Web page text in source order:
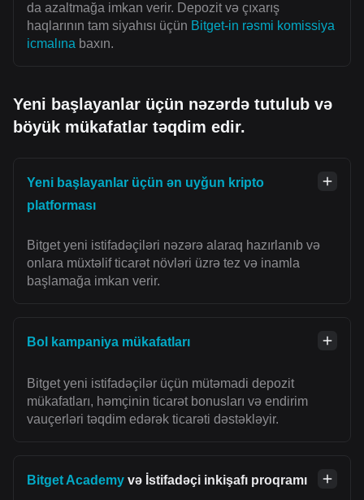
da azaltmağa imkan verir. Depozit və çıxarış
haqlarının tam siyahısı üçün Bitget-in rəsmi komissiya
icmalına baxın.
Yeni başlayanlar üçün nəzərdə tutulub və
böyük mükafatlar təqdim edir.
Yeni başlayanlar üçün ən uyğun kripto
platforması
Bitget yeni istifadəçiləri nəzərə alaraq hazırlanıb və
onlara müxtəlif ticarət növləri üzrə tez və inamla
başlamağa imkan verir.
Bol kampaniya mükafatları
Bitget yeni istifadəçilər üçün mütəmadi depozit
mükafatları, həmçinin ticarət bonusları və endirim
vauçerləri təqdim edərək ticarəti dəstəkləyir.
Bitget Academy və İstifadəçi inkişafı proqramı